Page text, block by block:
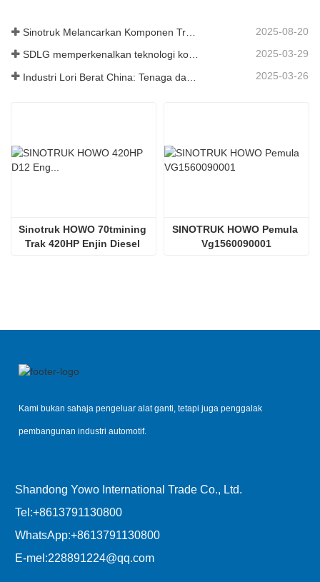
2025-08-20
SDLG memperkenalkan teknologi komponen trak generasi akan datang untuk meningkatkan kecekapan logistik global 2025-03-29
2025-03-26
Sinotruk HOWO 70tmining
Trak 420HP Enjin Diesel
SINOTRUK HOWO Pemula
Vg1560090001
Kami bukan sahaja pengeluar alat ganti, tetapi juga penggalak
pembangunan industri automotif.
Shandong Yowo International Trade Co., Ltd.
Tel:+8613791130800
WhatsApp:+8613791130800
E-mel:228891224@qq.com